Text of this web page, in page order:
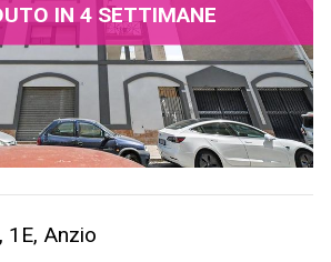
IN 4 SETTIMANE
1E, Anzio